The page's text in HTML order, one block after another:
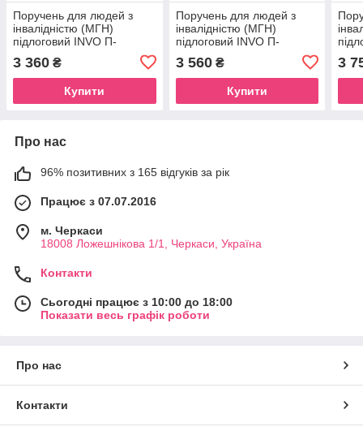
Поручень для людей з
інвалідністю (МГН)
підлоговий INVO П-
подібний правий та лівий
3 360 ₴
Купити
Поручень для людей з
інвалідністю (МГН)
підлоговий INVO П-
подібний правий та лівий
3 560₴
Купити
3
Про нас
96% позитивних з 165 відгуків за рік
Працює з 07.07.2016
м. Черкаси
18008 Ложешнікова 1/1, Черкаси, Україна
Контакти
Сьогодні працює з 10:00 до 18:00
Показати весь графік роботи
Про нас
Контакти